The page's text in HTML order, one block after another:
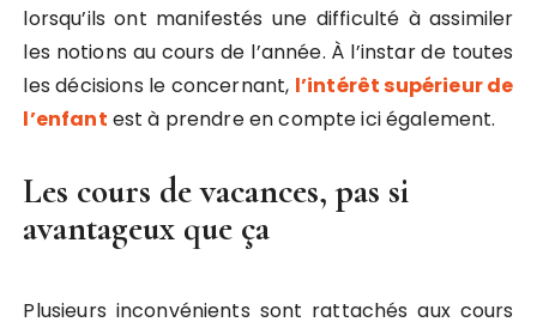
lorsqu’ils ont manifestés une difficulté à assimiler
les notions au cours de l’année. À l’instar de toutes
les décisions le concernant, l’intérêt supérieur de
l’enfant est à prendre en compte ici également.
Les cours de vacances, pas si
avantageux que ça
Plusieurs inconvénients sont rattachés aux cours